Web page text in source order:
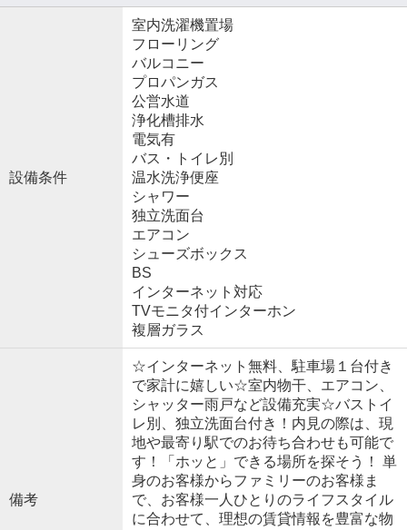
設備条件
室内洗濯機置場
フローリング
バルコニー
プロパンガス
公営水道
浄化槽排水
電気有
バス・トイレ別
温水洗浄便座
シャワー
独立洗面台
エアコン
シューズボックス
BS
インターネット対応
TVモニタ付インターホン
複層ガラス
備考
☆インターネット無料、駐車場１台付き
で家計に嬉しい☆室内物干、エアコン、
シャッター雨戸など設備充実☆バストイ
レ別、独立洗面台付き！内見の際は、現
地や最寄り駅でのお待ち合わせも可能で
す！「ホッと」できる場所を探そう！ 単
身のお客様からファミリーのお客様ま
で、お客様一人ひとりのライフスタイル
に合わせて、理想の賃貸情報を豊富な物